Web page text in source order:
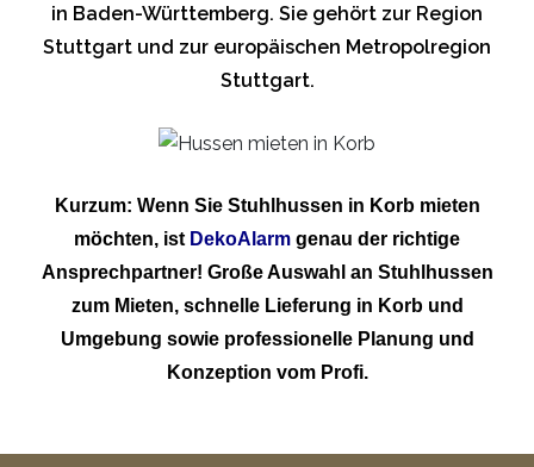
in Baden-Württemberg. Sie gehört zur Region
Stuttgart und zur europäischen Metropolregion
Stuttgart.
Kurzum: Wenn Sie Stuhlhussen in Korb mieten
möchten, ist DekoAlarm genau der richtige
Ansprechpartner! Große Auswahl an Stuhlhussen
zum Mieten, schnelle Lieferung in Korb und
Umgebung sowie professionelle Planung und
Konzeption vom Profi.